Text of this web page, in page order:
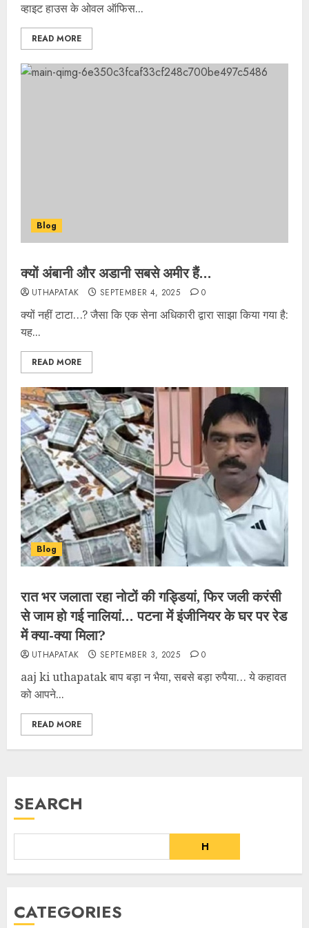
व्हाइट हाउस के ओवल ऑफिस...
READ MORE
Blog
क्यों अंबानी और अडानी सबसे अमीर हैं…
UTHAPATAK SEPTEMBER 4, 2025 0
क्यों नहीं टाटा…? जैसा कि एक सेना अधिकारी द्वारा साझा किया गया है:
यह...
READ MORE
Blog
रात भर जलाता रहा नोटों की गड्डियां, फिर जली करंसी
से जाम हो गई नालियां… पटना में इंजीनियर के घर पर रेड
में क्या-क्या मिला?
UTHAPATAK SEPTEMBER 3, 2025 0
aaj ki uthapatak बाप बड़ा न भैया, सबसे बड़ा रुपैया… ये कहावत
को आपने...
READ MORE
SEARCH
H
CATEGORIES